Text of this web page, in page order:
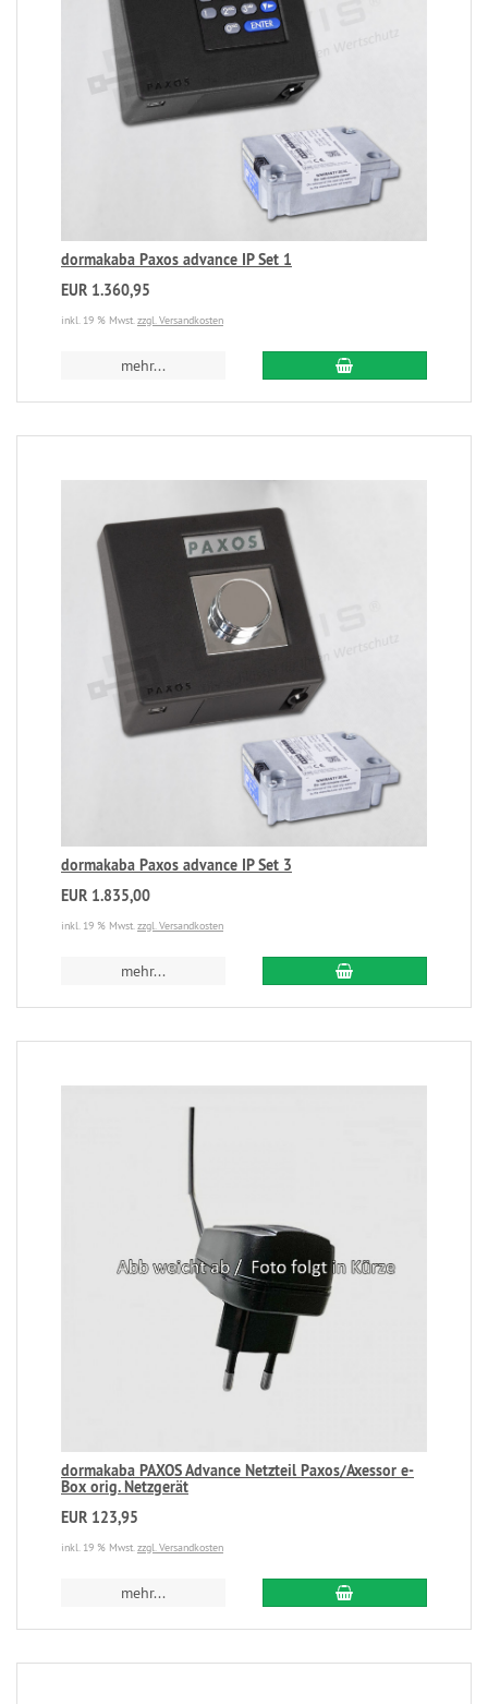
dormakaba Paxos advance IP Set 1
EUR 1.360,95
inkl. 19 % Mwst.zzgl. Versandkosten
mehr...
dormakaba Paxos advance IP Set 3
EUR 1.835,00
inkl. 19 % Mwst.zzgl. Versandkosten
mehr...
dormakaba PAXOS Advance Netzteil Paxos/Axessor e-
Box orig. Netzgerät
EUR 123,95
inkl. 19 % Mwst.zzgl. Versandkosten
mehr...